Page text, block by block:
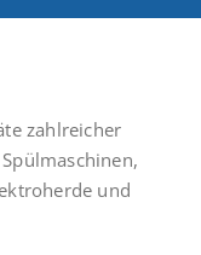
zahlreicher
und